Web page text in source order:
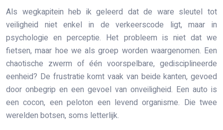
Als wegkapitein heb ik geleerd dat de ware sleutel tot
veiligheid niet enkel in de verkeerscode ligt, maar in
psychologie en perceptie. Het probleem is niet dat we
fietsen, maar hoe we als groep worden waargenomen. Een
chaotische zwerm of één voorspelbare, gedisciplineerde
eenheid? De frustratie komt vaak van beide kanten, gevoed
door onbegrip en een gevoel van onveiligheid. Een auto is
een cocon, een peloton een levend organisme. Die twee
werelden botsen, soms letterlijk.